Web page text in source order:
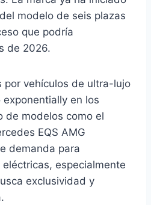
modelo de seis plazas
que podría
de 2026.
por vehículos de ultra-lujo
en los
de modelos como el
EQS AMG
demanda para
especialmente
exclusividad y